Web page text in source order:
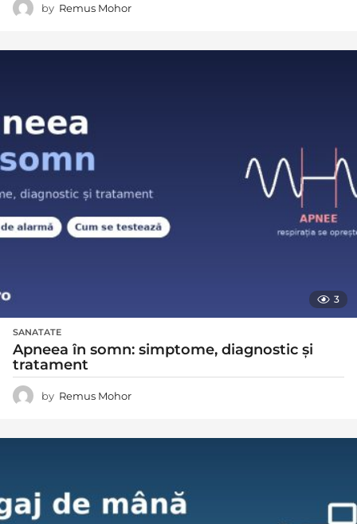
by Remus Mohor
3
SANATATE
Apneea în somn: simptome, diagnostic și
tratament
by Remus Mohor